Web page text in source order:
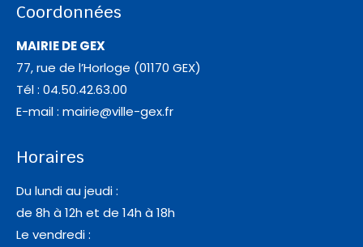
Coordonnées
MAIRIE DE GEX
77, rue de l’Horloge (01170 GEX)
Tél : 04.50.42.63.00
E-mail : mairie@ville-gex.fr
Horaires
Du lundi au jeudi :
de 8h à 12h et de 14h à 18h
Le vendredi :